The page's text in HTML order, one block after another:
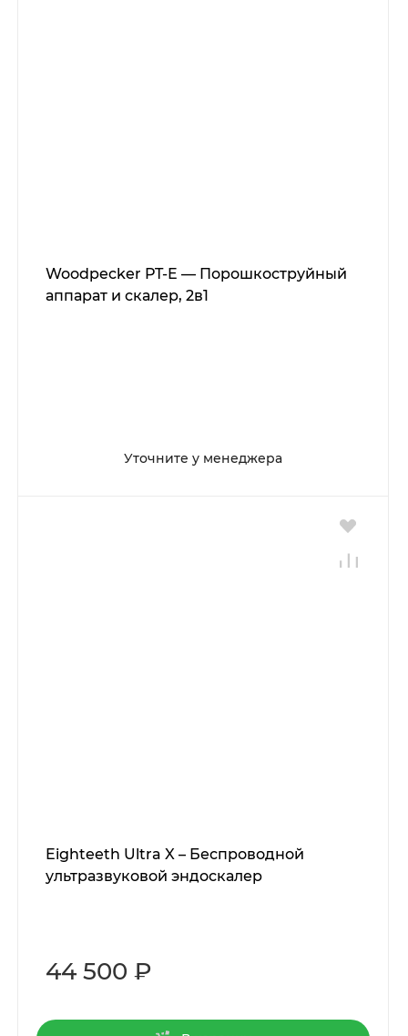
Woodpecker PT-E — Порошкоструйный
аппарат и скалер, 2в1
Уточните у менеджера
Eighteeth Ultra X – Беспроводной
ультразвуковой эндоскалер
44 500 ₽